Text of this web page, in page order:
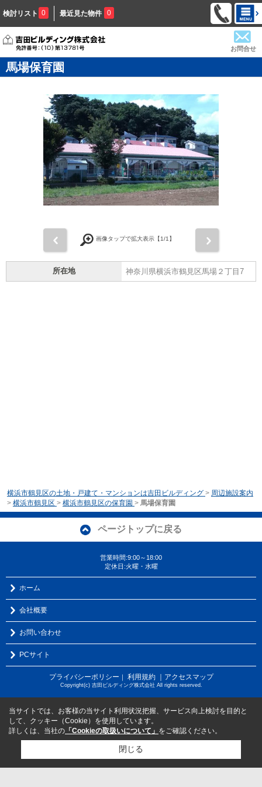
検討リスト 0 最近見た物件 0
お問合せ
馬場保育園
画像タップで拡大表示【1/1】
所在地 神奈川県横浜市鶴見区馬場２丁目7
横浜市鶴見区の土地・戸建て・マンションは吉田ビルディング > 周辺施設案内
> 横浜市鶴見区 > 横浜市鶴見区の保育園 > 馬場保育園
ページトップに戻る
営業時間:9:00～18:00
定休日:火曜・水曜
ホーム
会社概要
お問い合わせ
PCサイト
プライバシーポリシー ｜ 利用規約 ｜アクセスマップ
Copyright(c) 吉田ビルディング株式会社 All rights reserved.
当サイトでは、お客様の当サイト利用状況把握、サービス向上検討を目的と
して、クッキー（Cookie）を使用しています。
詳しくは、当社の 「Cookieの取扱いについて」 をご確認ください。
閉じる